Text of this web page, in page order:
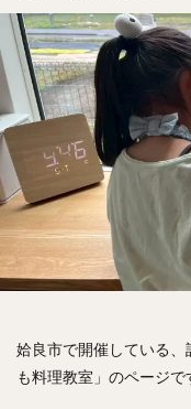
姶良市で開催している
も料理教室」のページで